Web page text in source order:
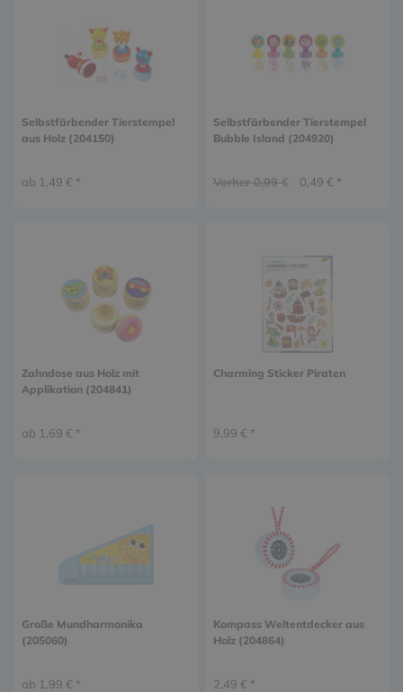
Selbstfärbender Tierstempel
aus Holz (204150)
ab 1,49 € *
Selbstfärbender Tierstempel
Bubble Island (204920)
Vorher 0,99 € 0,49 € *
Zahndose aus Holz mit
Applikation (204841)
ab 1,69 € *
Charming Sticker Piraten
9,99 € *
Große Mundharmonika
(205060)
ab 1,99 € *
Kompass Weltentdecker aus
Holz (204864)
2,49 € *